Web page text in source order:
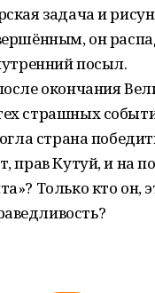
задача и
он
посыл.
окончания
страшных
страна
прав Кутуй, и на
Только кто он,